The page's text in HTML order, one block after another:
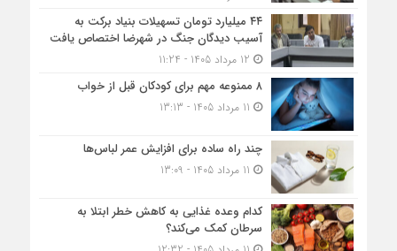
۴۴ میلیارد تومان تسهیلات بنیاد برکت به
آسیب دیدگان جنگ در شهرضا اختصاص یافت
۸ ممنوعه مهم برای کودکان قبل از خواب
چند راه ساده برای افزایش عمر لباس‌ها
کدام وعده غذایی به کاهش خطر ابتلا به
سرطان کمک می‌کند؟